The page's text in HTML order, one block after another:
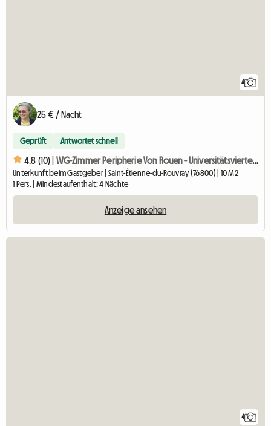
4
25 € / Nacht
Geprüft Antwortet schnell
4.8 (10) | WG-Zimmer Peripherie Von Rouen - Universitätsviertel Von
Unterkunft beim Gastgeber | Saint-Étienne-du-Rouvray (76800) | 10 M2
1 Pers. | Mindestaufenthalt: 4 Nächte
Anzeige ansehen
4